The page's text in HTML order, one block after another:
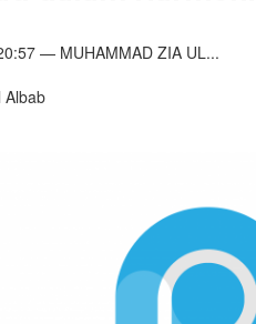
— MUHAMMAD ZIA UL...
Albab